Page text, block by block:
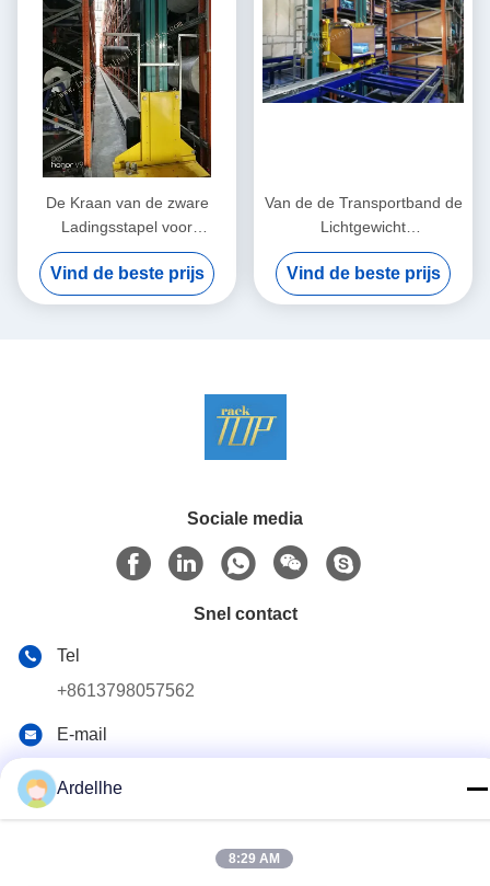
De Kraan van de zware
Ladingsstapel voor
Geautomatiseerde Opslag
en Herwinningssysteem
Lopende Snelheid
Vind de beste prijs
Van de de Transportband de
Lichtgewicht
Geautomatiseerde Opslag
en Herwinning van het
kettingslatje Opslag van
Vind de beste prijs
Sociale media
Snel contact
Tel
+8613798057562
E-mail
Ardellhe
8:29 AM